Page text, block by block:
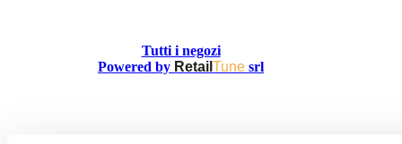
Tutti i negozi
Powered by RetailTune srl